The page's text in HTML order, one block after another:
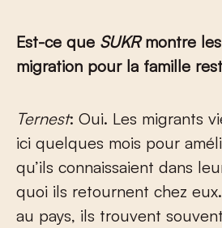
Est-ce que SUKRmontre
migration pour la famille
Ternest: Oui. Les migrants
ici quelques mois pour
qu’ils connaissaient dans
quoi ils retournent chez
au pays, ils trouvent